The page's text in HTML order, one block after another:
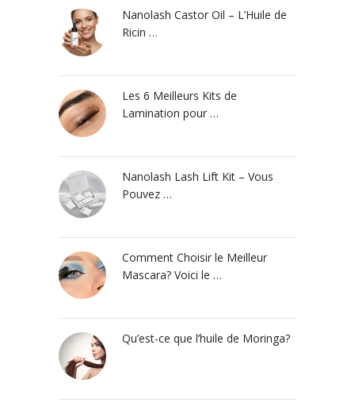
Nanolash Castor Oil – L’Huile de
Ricin …
Les 6 Meilleurs Kits de
Lamination pour …
Nanolash Lash Lift Kit – Vous
Pouvez …
Comment Choisir le Meilleur
Mascara? Voici le …
Qu’est-ce que l’huile de Moringa?